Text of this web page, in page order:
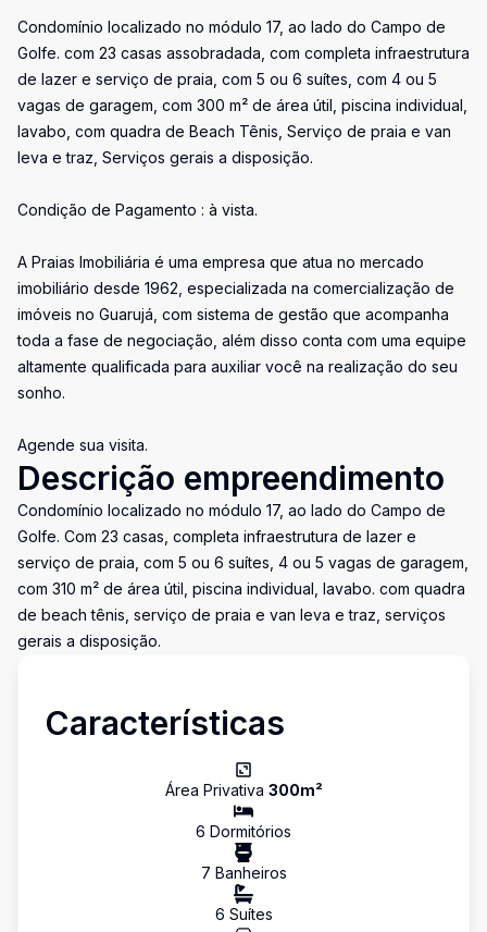
Condomínio localizado no módulo 17, ao lado do Campo de
Golfe. com 23 casas assobradada, com completa infraestrutura
de lazer e serviço de praia, com 5 ou 6 suítes, com 4 ou 5
vagas de garagem, com 300 m² de área útil, piscina individual,
lavabo, com quadra de Beach Tênis, Serviço de praia e van
leva e traz, Serviços gerais a disposição.
Condição de Pagamento : à vista.
A Praias Imobiliária é uma empresa que atua no mercado
imobiliário desde 1962, especializada na comercialização de
imóveis no Guarujá, com sistema de gestão que acompanha
toda a fase de negociação, além disso conta com uma equipe
altamente qualificada para auxiliar você na realização do seu
sonho.
Agende sua visita.
Descrição empreendimento
Condomínio localizado no módulo 17, ao lado do Campo de
Golfe. Com 23 casas, completa infraestrutura de lazer e
serviço de praia, com 5 ou 6 suítes, 4 ou 5 vagas de garagem,
com 310 m² de área útil, piscina individual, lavabo. com quadra
de beach tênis, serviço de praia e van leva e traz, serviços
gerais a disposição.
Características
Área Privativa 300m²
6 Dormitórios
7 Banheiros
6 Suítes